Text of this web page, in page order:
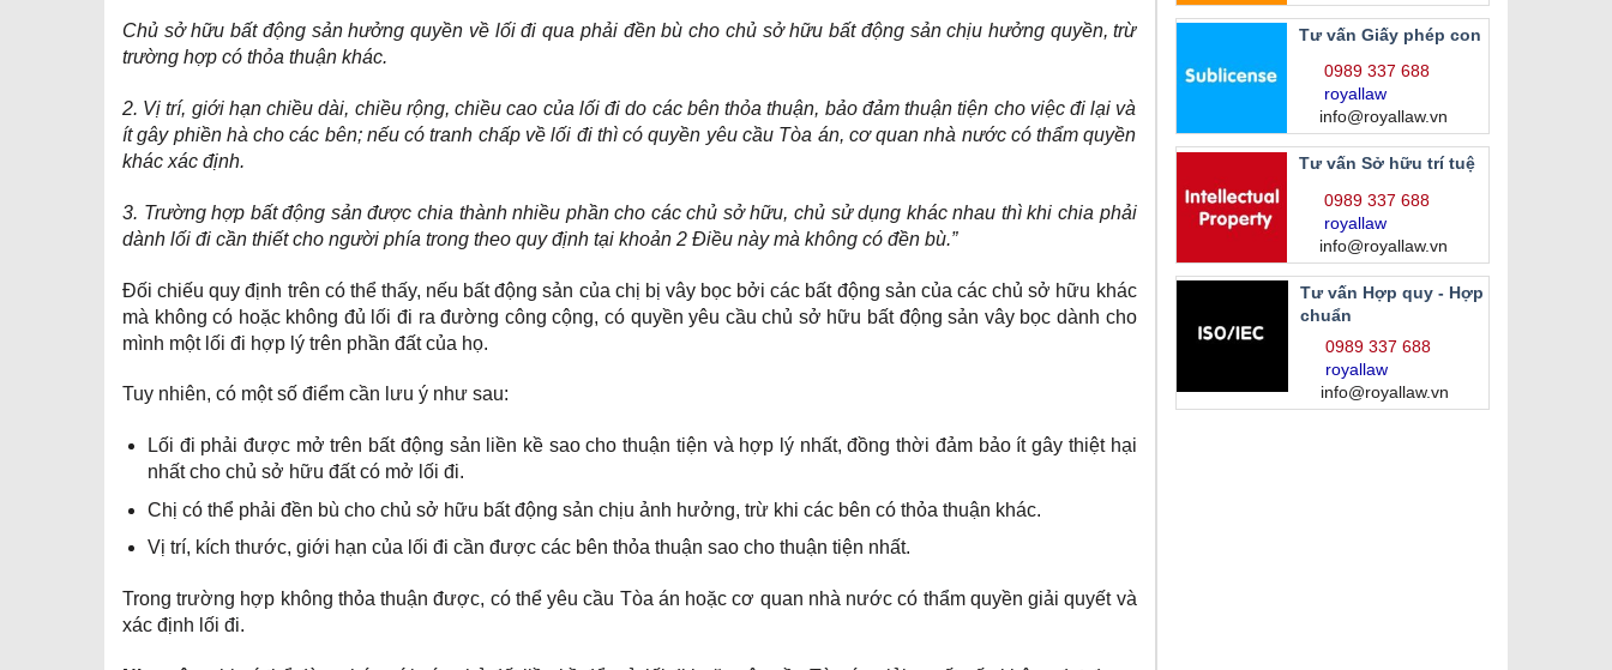
Chủ sở hữu bất động sản hưởng quyền về lối đi qua phải đền bù cho chủ sở hữu bất động sản chịu hưởng quyền, trừ
trường hợp có thỏa thuận khác.
2. Vị trí, giới hạn chiều dài, chiều rộng, chiều cao của lối đi do các bên thỏa thuận, bảo đảm thuận tiện cho việc đi lại và
ít gây phiền hà cho các bên; nếu có tranh chấp về lối đi thì có quyền yêu cầu Tòa án, cơ quan nhà nước có thẩm quyền
khác xác định.
3. Trường hợp bất động sản được chia thành nhiều phần cho các chủ sở hữu, chủ sử dụng khác nhau thì khi chia phải
dành lối đi cần thiết cho người phía trong theo quy định tại khoản 2 Điều này mà không có đền bù.”
Đối chiếu quy định trên có thể thấy, nếu bất động sản của chị bị vây bọc bởi các bất động sản của các chủ sở hữu khác
mà không có hoặc không đủ lối đi ra đường công cộng, có quyền yêu cầu chủ sở hữu bất động sản vây bọc dành cho
mình một lối đi hợp lý trên phần đất của họ.
Tuy nhiên, có một số điểm cần lưu ý như sau:
Lối đi phải được mở trên bất động sản liền kề sao cho thuận tiện và hợp lý nhất, đồng thời đảm bảo ít gây thiệt hại
nhất cho chủ sở hữu đất có mở lối đi.
Chị có thể phải đền bù cho chủ sở hữu bất động sản chịu ảnh hưởng, trừ khi các bên có thỏa thuận khác.
Vị trí, kích thước, giới hạn của lối đi cần được các bên thỏa thuận sao cho thuận tiện nhất.
Trong trường hợp không thỏa thuận được, có thể yêu cầu Tòa án hoặc cơ quan nhà nước có thẩm quyền giải quyết và
xác định lối đi.
Tư vấn Giấy phép con
0989 337 688
royallaw
info@royallaw.vn
Tư vấn Sở hữu trí tuệ
0989 337 688
royallaw
info@royallaw.vn
Tư vấn Hợp quy - Hợp
chuẩn
0989 337 688
royallaw
info@royallaw.vn